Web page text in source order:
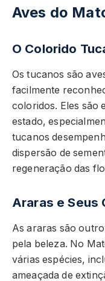
Aves do
O Colorido
Os tucanos são
facilmente
coloridos. Eles são
estado,
tucanos
dispersão de
regeneração das
Araras e Seus
As araras são
pela beleza. No
várias espécies,
ameaçada de